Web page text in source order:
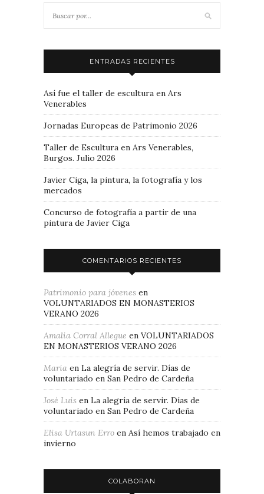
ENTRADAS RECIENTES
Así fue el taller de escultura en Ars
Venerables
Jornadas Europeas de Patrimonio 2026
Taller de Escultura en Ars Venerables,
Burgos. Julio 2026
Javier Ciga, la pintura, la fotografía y los
mercados
Concurso de fotografía a partir de una
pintura de Javier Ciga
COMENTARIOS RECIENTES
Patrimonio para jóvenes en
VOLUNTARIADOS EN MONASTERIOS
VERANO 2026
Amalia Corral Allegue en VOLUNTARIADOS
EN MONASTERIOS VERANO 2026
Maria en La alegría de servir. Días de
voluntariado en San Pedro de Cardeña
José Luis en La alegría de servir. Días de
voluntariado en San Pedro de Cardeña
Elisa Urtasun Erro en Así hemos trabajado en
invierno
COLABORAN